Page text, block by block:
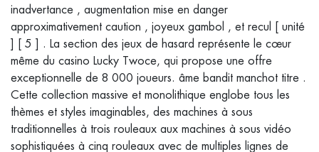
inadvertance , augmentation mise en danger
approximativement caution , joyeux gambol , et recul [ unité
] [ 5 ] . La section des jeux de hasard représente le cœur
même du casino Lucky Twoce, qui propose une offre
exceptionnelle de 8 000 joueurs. âme bandit manchot titre .
Cette collection massive et monolithique englobe tous les
thèmes et styles imaginables, des machines à sous
traditionnelles à trois rouleaux aux machines à sous vidéo
sophistiquées à cinq rouleaux avec de multiples lignes de